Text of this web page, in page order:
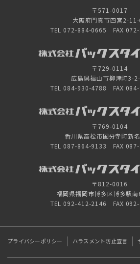
〒571-0017
大阪府門真市四宮2-
TEL 072-884-0665 FAX
〒729-0114
広島県福山市柳津町3-
TEL 084-930-4788 FAX
〒769-0104
香川県高松市国分寺町新
TEL 087-864-9133 FAX
〒812-0016
福岡県福岡市博多区博多駅
TEL 092-412-2146 FAX
プライバシーポリシー ハラスメント防止宣言